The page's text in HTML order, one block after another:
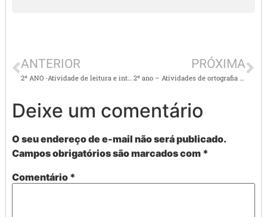
ANTERIOR PRÓXIMA
Deixe um comentário
O seu endereço de e-mail não será publicado.
Campos obrigatórios são marcados com *
Comentário *